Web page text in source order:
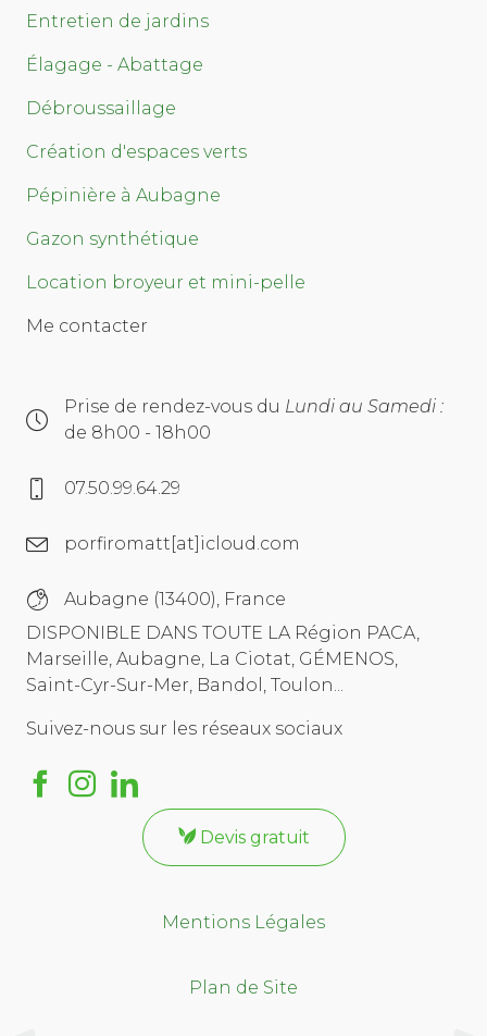
Entretien de jardins
Élagage - Abattage
Débroussaillage
Création d'espaces verts
Pépinière à Aubagne
Gazon synthétique
Location broyeur et mini-pelle
Me contacter
Prise de rendez-vous du Lundi au Samedi :
de 8h00 - 18h00
07.50.99.64.29
porfiromatt[at]icloud.com
Aubagne (13400), France
DISPONIBLE DANS TOUTE LA Région PACA,
Marseille, Aubagne, La Ciotat, GÉMENOS,
Saint-Cyr-Sur-Mer, Bandol, Toulon...
Suivez-nous sur les réseaux sociaux
Devis gratuit
Mentions Légales
Plan de Site